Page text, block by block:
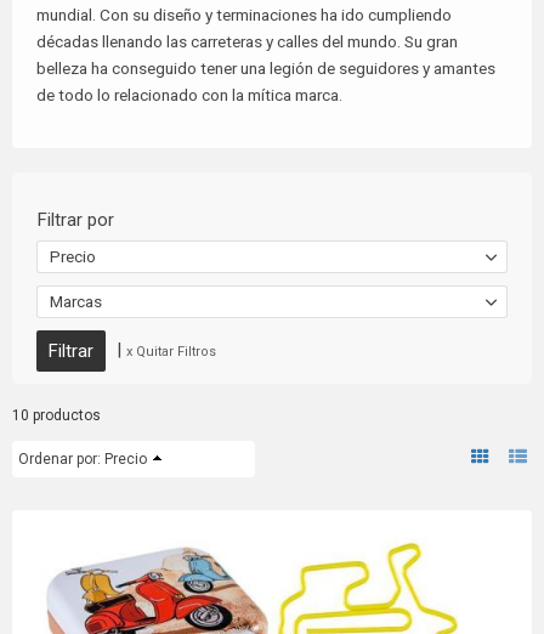
mundial. Con su diseño y terminaciones ha ido cumpliendo
décadas llenando las carreteras y calles del mundo. Su gran
belleza ha conseguido tener una legión de seguidores y amantes
de todo lo relacionado con la mítica marca.
Filtrar por
Precio
Marcas
x Quitar Filtros
10 productos
Ordenar por: Precio